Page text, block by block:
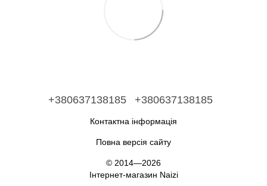
+380637138185 +380637138185
Контактна інформація
Повна версія сайту
© 2014—2026
Інтернет-магазин Naizi